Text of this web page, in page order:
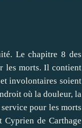
. Le chapitre 8 des
les morts. Il contient
involontaires soient
où la douleur, la
pour les morts
Cyprien de Carthage